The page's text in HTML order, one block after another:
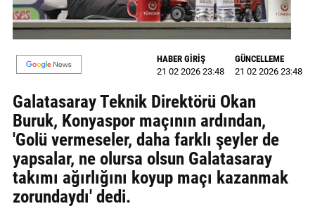
VİDEO
BİZE
ULAŞIN
Künye
İletişim
Gizlilik
Politikası
HABER GİRİŞ
21 02 2026 23:48
GÜNCELLEME
21 02 2026 23:48
Galatasaray Teknik Direktörü Okan
Buruk, Konyaspor maçının ardından,
'Golü vermeseler, daha farklı şeyler de
yapsalar, ne olursa olsun Galatasaray
takımı ağırlığını koyup maçı kazanmak
zorundaydı' dedi.